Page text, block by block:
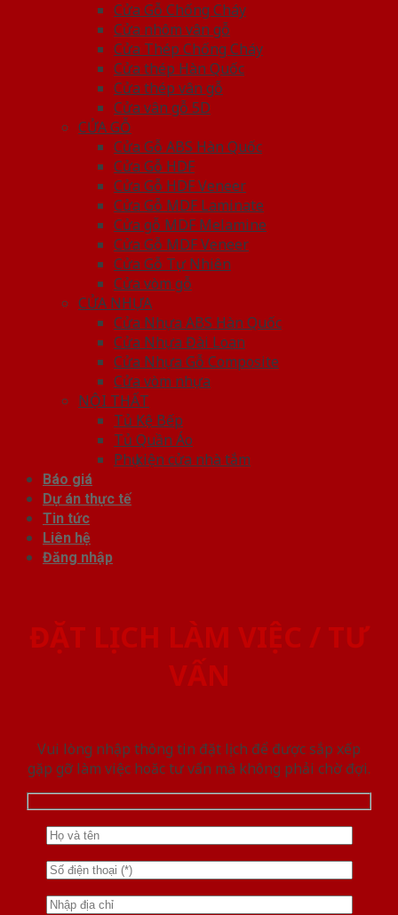
Cửa Gỗ Chống Cháy
Cửa nhôm vân gỗ
Cửa Thép Chống Cháy
Cửa thép Hàn Quốc
Cửa thép vân gỗ
Cửa vân gỗ 5D
CỬA GỖ
Cửa Gỗ ABS Hàn Quốc
Cửa Gỗ HDF
Cửa Gỗ HDF Veneer
Cửa Gỗ MDF Laminate
Cửa gỗ MDF Melamine
Cửa Gỗ MDF Veneer
Cửa Gỗ Tự Nhiên
Cửa vòm gỗ
CỬA NHỰA
Cửa Nhựa ABS Hàn Quốc
Cửa Nhựa Đài Loan
Cửa Nhựa Gỗ Composite
Cửa vòm nhựa
NỘI THẤT
Tủ Kệ Bếp
Tủ Quần Áo
Phụ kiện cửa nhà tắm
Báo giá
Dự án thực tế
Tin tức
Liên hệ
Đăng nhập
ĐẶT LỊCH LÀM VIỆC / TƯ
VẤN
Vui lòng nhập thông tin đặt lịch để được sắp xếp
gặp gỡ làm việc hoăc tư vấn mà không phải chờ đợi.